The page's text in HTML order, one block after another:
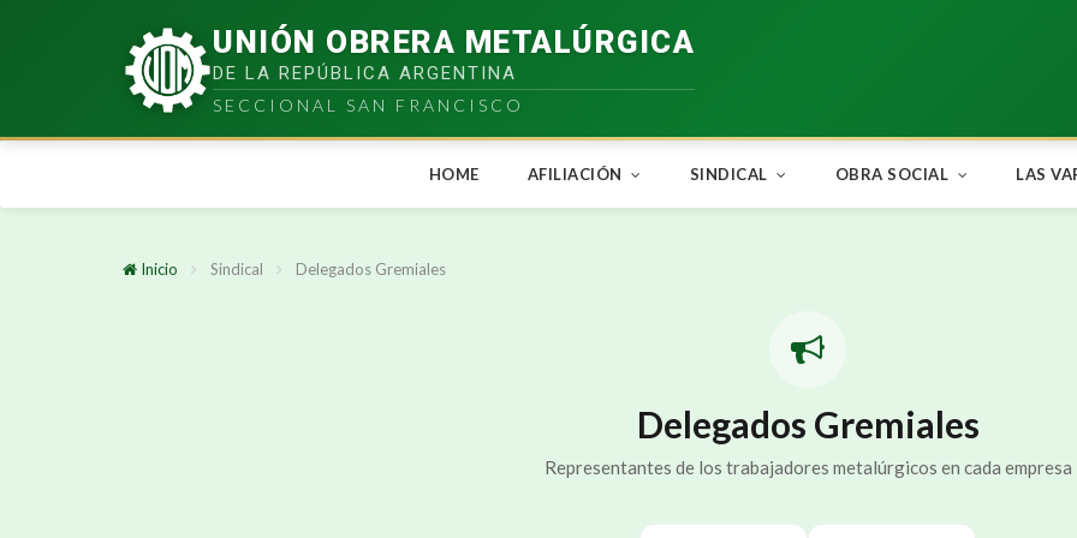
UNIÓN OBRERA METALÚRGICA
DE LA REPÚBLICA ARGENTINA
SECCIONAL SAN FRANCISCO
HOME AFILIACIÓN SINDICAL OBRA SOCIAL LAS
Inicio Sindical Delegados Gremiales
Delegados Gremiales
Representantes de los trabajadores metalúrgicos en cada empresa